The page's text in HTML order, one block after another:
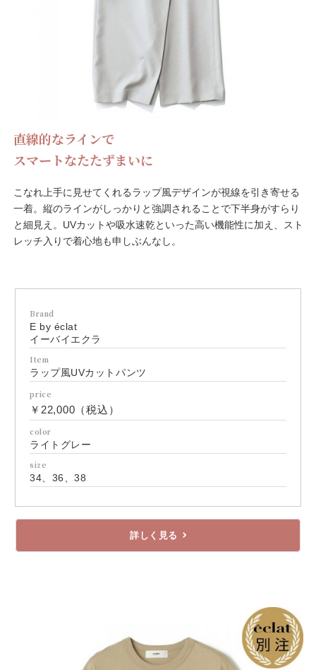
直線的なラインで
スマートなたたずまいに
こなれ上手に見せてくれるラップ風デザインが視線を引き寄せる
一着。縦のラインがしっかりと強調されることで下半身がすらり
と細見え。UVカットや吸水速乾といった高い機能性に加え、スト
レッチ入りで着心地も申しぶんなし。
Brand
E by éclat
イーバイエクラ
Item
ラップ風UVカットパンツ
price
￥22,000（税込）
color
ライトグレー
size
34、36、38
詳しく見る